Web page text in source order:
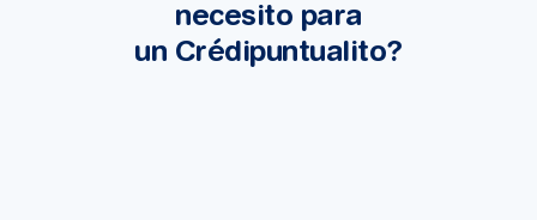
necesito para
un Crédipuntualito?